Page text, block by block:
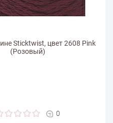
Sticktwist, цвет 2608 Pink
(Розовый)
0